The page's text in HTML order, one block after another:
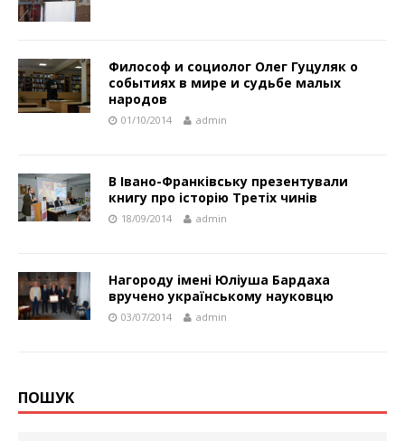
Философ и социолог Олег Гуцуляк о
событиях в мире и судьбе малых
народов
01/10/2014 admin
В Івано-Франківську презентували
книгу про історію Третіх чинів
18/09/2014 admin
Нагороду імені Юліуша Бардаха
вручено українському науковцю
03/07/2014 admin
ПОШУК